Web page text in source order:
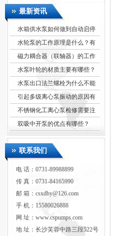
最新资讯
水箱供水泵如何做到自动启停
水轮泵的工作原理是什么？有
磁力耦合器（联轴器）的工作
水泵叶轮的材质主要有哪些？
水泵出口法兰螺栓为什么不能
引起多级离心泵振动的原因有
不锈钢化工离心泵检修需要注
双吸中开泵的优点有哪些？
联系我们
电 话：0731-89988899
传 真：0731-84165990
邮 箱：csxdby@126.com
手 机：15580026888
网 址：www.cspumps.com
地 址：长沙芙蓉中路三段522号